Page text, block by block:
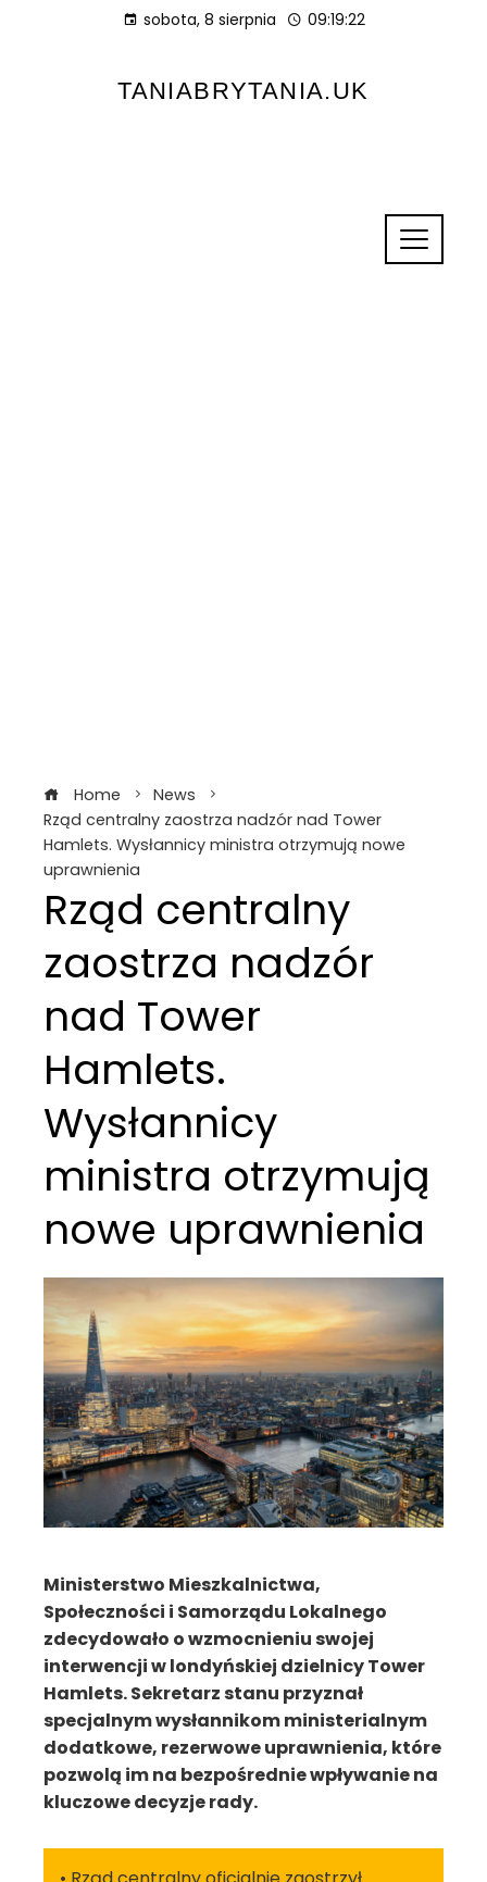
sobota, 8 sierpnia 09:19:23
TANIABRYTANIA.UK
Home
News
Rząd centralny zaostrza nadzór nad Tower
Hamlets. Wysłannicy ministra otrzymują nowe
uprawnienia
Rząd centralny
zaostrza nadzór
nad Tower
Hamlets.
Wysłannicy
ministra otrzymują
nowe uprawnienia
Ministerstwo Mieszkalnictwa,
Społeczności i Samorządu Lokalnego
zdecydowało o wzmocnieniu swojej
interwencji w londyńskiej dzielnicy Tower
Hamlets. Sekretarz stanu przyznał
specjalnym wysłannikom ministerialnym
dodatkowe, rezerwowe uprawnienia, które
pozwolą im na bezpośrednie wpływanie na
kluczowe decyzje rady.